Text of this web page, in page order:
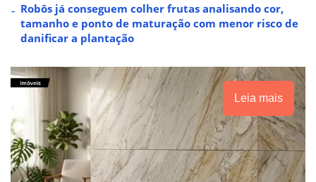
Robôs já conseguem colher frutas analisando cor,
tamanho e ponto de maturação com menor risco de
danificar a plantação
Leia mais